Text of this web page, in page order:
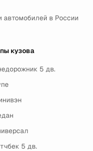
в России
кузова
5 дв.
5 дв.